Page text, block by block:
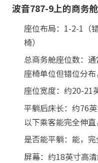
波音787-9上的商务舱
座位布局：1-2-1（
椅）
总商务舱座位数：
座椅单位但错位分布
座位宽度：约20-21
平躺后床长：约76
以下乘客能完全伸
是否能平躺：能，
屏幕：约18英寸高